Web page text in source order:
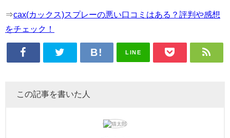
⇒cax(カックス)スプレーの悪い口コミはある？評判や感想
をチェック！
LINE
この記事を書いた人